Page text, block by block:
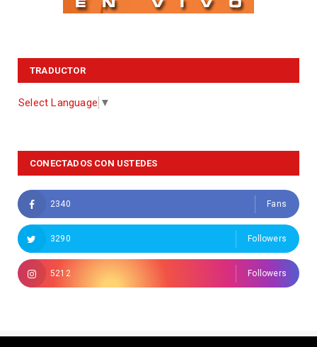
TRADUCTOR
Select Language ▼
CONECTADOS CON USTEDES
2340 Fans
3290 Followers
5212 Followers